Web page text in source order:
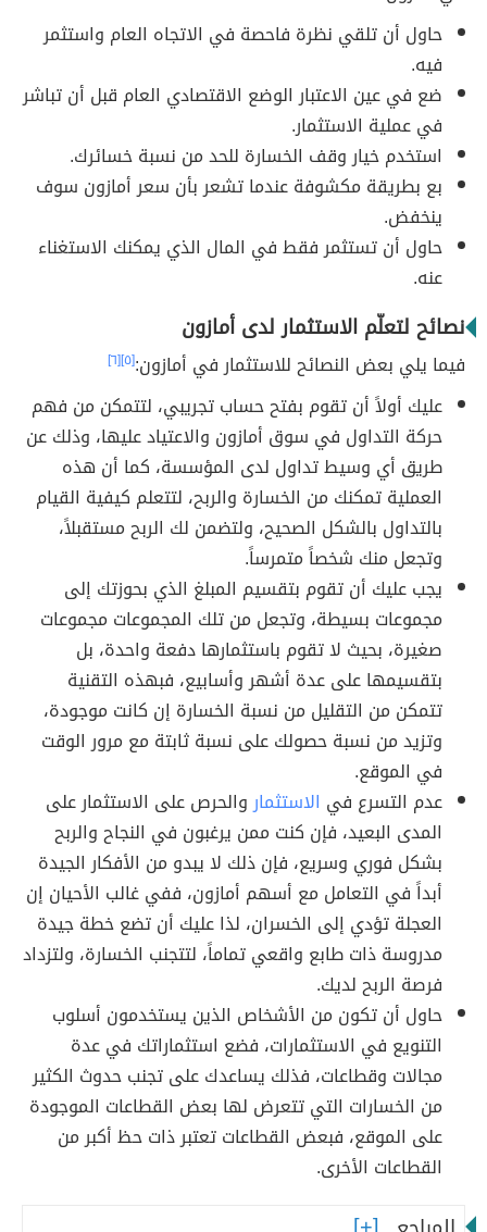
حاول أن تلقي نظرة فاحصة في الاتجاه العام واستثمر
فيه.
ضع في عين الاعتبار الوضع الاقتصادي العام قبل أن تباشر
في عملية الاستثمار.
استخدم خيار وقف الخسارة للحد من نسبة خسائرك.
بع بطريقة مكشوفة عندما تشعر بأن سعر أمازون سوف
ينخفض.
حاول أن تستثمر فقط في المال الذي يمكنك الاستغناء
عنه.
نصائح لتعلّم الاستثمار لدى أمازون
فيما يلي بعض النصائح للاستثمار في أمازون:[٥] [٦]
عليك أولاً أن تقوم بفتح حساب تجريبي، لتتمكن من فهم
حركة التداول في سوق أمازون والاعتياد عليها، وذلك عن
طريق أي وسيط تداول لدى المؤسسة، كما أن هذه
العملية تمكنك من الخسارة والربح، لتتعلم كيفية القيام
بالتداول بالشكل الصحيح، ولتضمن لك الربح مستقبلاً،
وتجعل منك شخصاً متمرساً.
يجب عليك أن تقوم بتقسيم المبلغ الذي بحوزتك إلى
مجموعات بسيطة، وتجعل من تلك المجموعات مجموعات
صغيرة، بحيث لا تقوم باستثمارها دفعة واحدة، بل
بتقسيمها على عدة أشهر وأسابيع، فبهذه التقنية
تتمكن من التقليل من نسبة الخسارة إن كانت موجودة،
وتزيد من نسبة حصولك على نسبة ثابتة مع مرور الوقت
في الموقع.
عدم التسرع في الاستثماروالحرص على الاستثمار على
المدى البعيد، فإن كنت ممن يرغبون في النجاح والربح
بشكل فوري وسريع، فإن ذلك لا يبدو من الأفكار الجيدة
أبداً في التعامل مع أسهم أمازون، ففي غالب الأحيان إن
العجلة تؤدي إلى الخسران، لذا عليك أن تضع خطة جيدة
مدروسة ذات طابع واقعي تماماً، لتتجنب الخسارة، ولتزداد
فرصة الربح لديك.
حاول أن تكون من الأشخاص الذين يستخدمون أسلوب
التنويع في الاستثمارات، فضع استثماراتك في عدة
مجالات وقطاعات، فذلك يساعدك على تجنب حدوث الكثير
من الخسارات التي تتعرض لها بعض القطاعات الموجودة
على الموقع، فبعض القطاعات تعتبر ذات حظ أكبر من
القطاعات الأخرى.